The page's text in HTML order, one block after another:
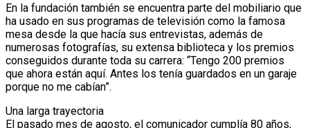
En la fundación también se encuentra parte del mobiliario que
ha usado en sus programas de televisión como la famosa
mesa desde la que hacía sus entrevistas, además de
numerosas fotografías, su extensa biblioteca y los premios
conseguidos durante toda su carrera: “Tengo 200 premios
que ahora están aquí. Antes los tenía guardados en un garaje
porque no me cabían”.
Una larga trayectoria
El pasado mes de agosto, el comunicador cumplía 80 años,